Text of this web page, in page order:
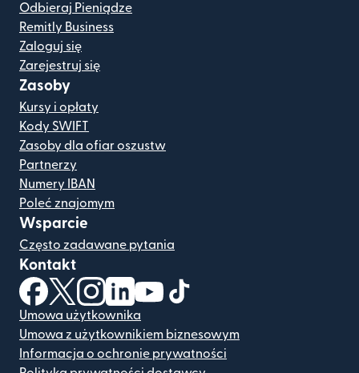
Odbieraj Pieniądze
Remitly Business
Zaloguj się
Zarejestruj się
Zasoby
Kursy i opłaty
Kody SWIFT
Zasoby dla ofiar oszustw
Partnerzy
Numery IBAN
Poleć znajomym
Wsparcie
Często zadawane pytania
Kontakt
(otwiera się w nowym oknie)
(otwiera się w nowym oknie)
(otwiera się w nowym oknie)
(otwiera się w nowym oknie)
(otwiera się w nowym oknie)
Umowa użytkownika
Umowa z użytkownikiem biznesowym
Informacja o ochronie prywatności